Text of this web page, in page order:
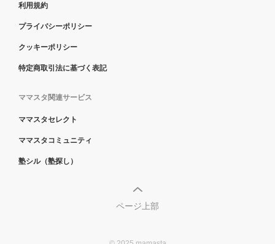
利用規約
プライバシーポリシー
クッキーポリシー
特定商取引法に基づく表記
ママスタ関連サービス
ママスタセレクト
ママスタコミュニティ
塾シル（塾探し）
ページ上部